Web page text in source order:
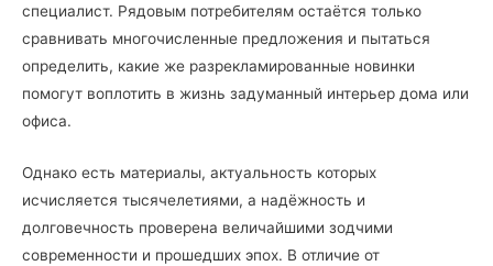
специалист. Рядовым потребителям остаётся только
сравнивать многочисленные предложения и пытаться
определить, какие же разрекламированные новинки
помогут воплотить в жизнь задуманный интерьер дома или
офиса.
Однако есть материалы, актуальность которых
исчисляется тысячелетиями, а надёжность и
долговечность проверена величайшими зодчими
современности и прошедших эпох. В отличие от